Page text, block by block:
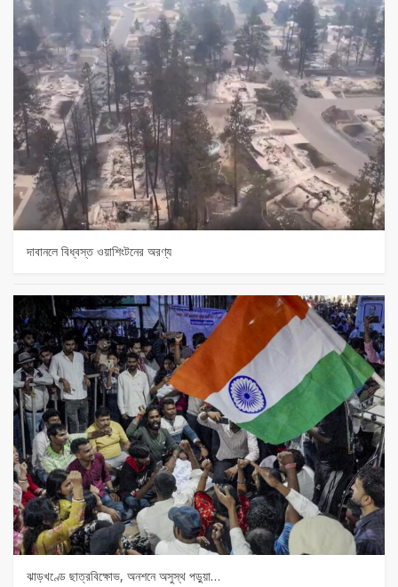
দাবানলে বিধ্বস্ত ওয়াশিংটনের অরণ্য
ঝাড়খণ্ডে ছাত্রবিক্ষোভ, অনশনে অসুস্থ পড়ুয়া…